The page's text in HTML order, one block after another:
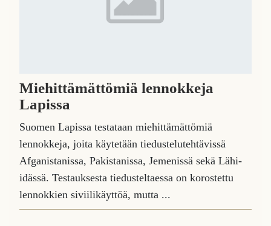
Miehittämättömiä lennokkeja
Lapissa
Suomen Lapissa testataan miehittämättömiä
lennokkeja, joita käytetään tiedustelutehtävissä
Afganistanissa, Pakistanissa, Jemenissä sekä Lähi-
idässä. Testauksesta tiedusteltaessa on korostettu
lennokkien siviilikäyttöä, mutta ...